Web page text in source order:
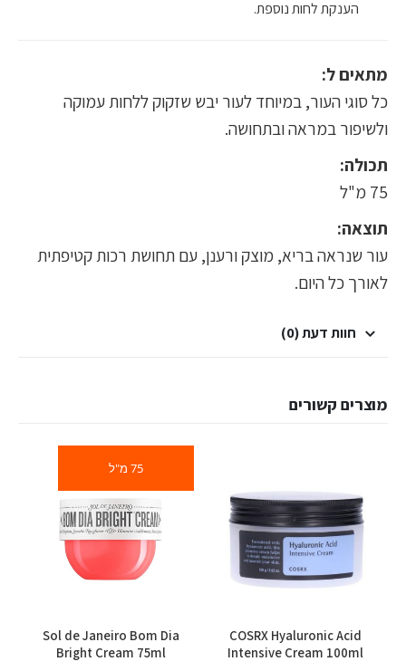
הענקת לחות נוספת.
מתאים ל:
כל סוגי העור, במיוחד לעור יבש שזקוק ללחות עמוקה
ולשיפור במראה ובתחושה.
תכולה:
75 מ"ל
תוצאה:
עור שנראה בריא, מוצק ורענן, עם תחושת רכות קטיפתית
לאורך כל היום.
חוות דעת (0)
מוצרים קשורים
COSRX Hyaluronic Acid
Intensive Cream 100ml
75 מ"ל
Sol de Janeiro Bom Dia
Bright Cream 75ml